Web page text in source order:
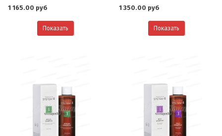
1 165.00 руб
Показать
1 350.00 руб
Показать